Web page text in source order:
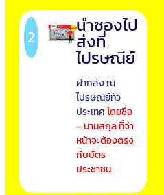
2
นำซองไป
ส่งที่
ไปรษณีย์
ฝากส่ง ณ
ไปรษณีย์ทั่ว
ประเทศโดยชื่อ
– นามสกุล ที่จ่า
หน้าจะต้องตรง
กับบัตร
ประชาชน